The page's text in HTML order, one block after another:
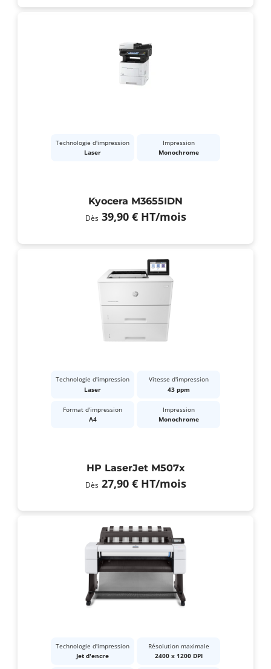
Technologie d'impression
Laser
Impression
Monochrome
Kyocera M3655IDN
Dès 39,90 € HT/mois
Technologie d'impression
Laser
Vitesse d'impression
43 ppm
Format d'impression
A4
Impression
Monochrome
HP LaserJet M507x
Dès 27,90 € HT/mois
Technologie d'impression
Jet d'encre
Résolution maximale
2400 x 1200 DPI